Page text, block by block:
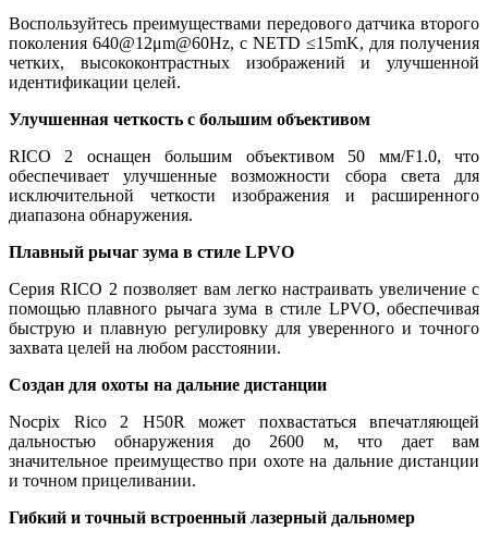
Воспользуйтесь преимуществами передового датчика второго
поколения 640@12μm@60Hz, с NETD ≤15mK, для получения
четких, высококонтрастных изображений и улучшенной
идентификации целей.
Улучшенная четкость с большим объективом
RICO 2 оснащен большим объективом 50 мм/F1.0, что
обеспечивает улучшенные возможности сбора света для
исключительной четкости изображения и расширенного
диапазона обнаружения.
Плавный рычаг зума в стиле LPVO
Серия RICO 2 позволяет вам легко настраивать увеличение с
помощью плавного рычага зума в стиле LPVO, обеспечивая
быструю и плавную регулировку для уверенного и точного
захвата целей на любом расстоянии.
Создан для охоты на дальние дистанции
Nocpix Rico 2 H50R может похвастаться впечатляющей
дальностью обнаружения до 2600 м, что дает вам
значительное преимущество при охоте на дальние дистанции
и точном прицеливании.
Гибкий и точный встроенный лазерный дальномер